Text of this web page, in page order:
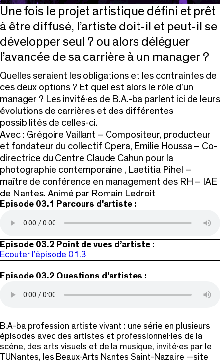
Une fois le projet artistique défini et prêt
à être diffusé, l’artiste doit-il et peut-il se
développer seul ? ou alors déléguer
l’avancée de sa carrière à un manager ?
Quelles seraient les obligations et les contraintes de
ces deux options ? Et quel est alors le rôle d’un
manager ? Les invité·es de B.A.-ba parlent ici de leurs
évolutions de carrières et des différentes
possibilités de celles-ci.
Avec : Grégoire Vaillant – Compositeur, producteur
et fondateur du collectif Opera, Emilie Houssa – Co-
directrice du Centre Claude Cahun pour la
photographie contemporaine , Laetitia Pihel –
maître de conférence en management des RH – IAE
de Nantes. Animé par Romain Ledroit
Episode 03.1 Parcours d’artiste :
Episode 03.2 Point de vues d’artiste :
Ecouter l’épisode 01.3
Episode 03.2 Questions d’artistes :
B.A-ba profession artiste vivant : une série en plusieurs
épisodes avec des artistes et professionnel·les de la
scène, des arts visuels et de la musique, invité·es par le
TUNantes, les Beaux-Arts Nantes Saint-Nazaire —site